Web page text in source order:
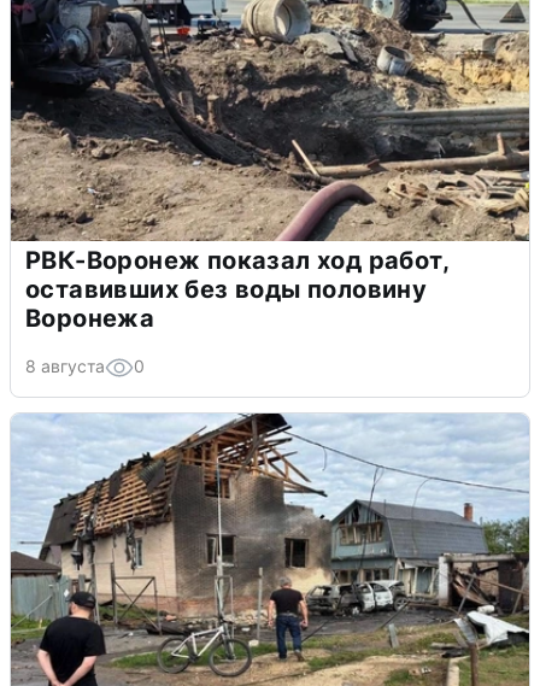
РВК-Воронеж показал ход работ,
оставивших без воды половину
Воронежа
8 августа 0